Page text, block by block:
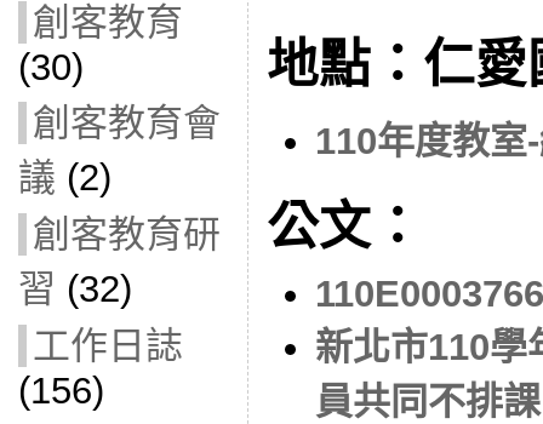
創客教育
(30)
創客教育會
議 (2)
創客教育研
習 (32)
工作日誌
(156)
地點：仁愛
110年度教室
公文：
110E0003766
新北市110學
員共同不排